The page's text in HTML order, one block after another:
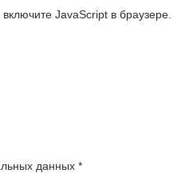
JavaScript в браузере.
данных *